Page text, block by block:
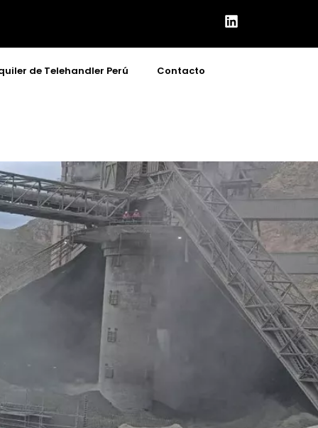
de Telehandler Perú Contacto